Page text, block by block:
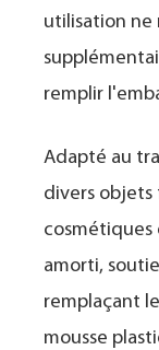
utilisation
remplir
Adapté au
divers objets
cosmétiques
amorti,
remplaçant
mousse